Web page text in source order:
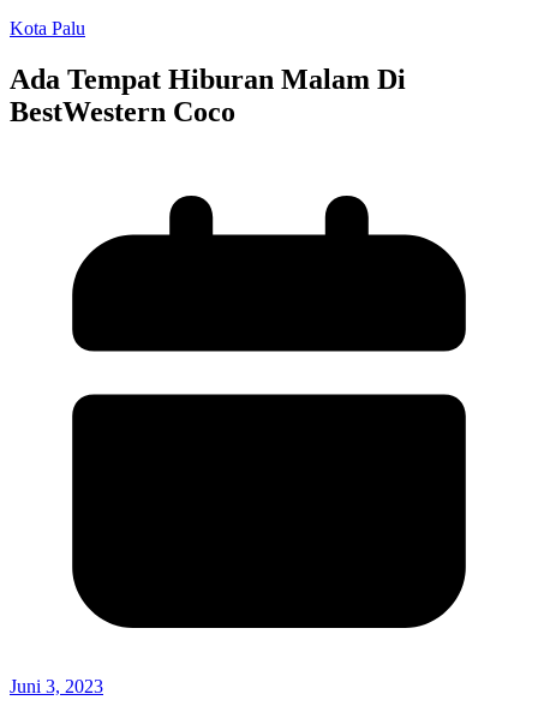
Kota Palu
Ada Tempat Hiburan Malam Di
BestWestern Coco
Juni 3, 2023